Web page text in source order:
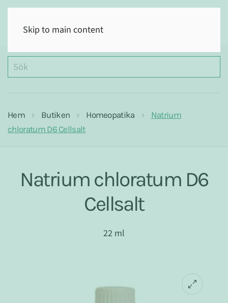
Skip to main content
Hem Butiken Homeopatika
Natrium
chloratum D6 Cellsalt
Natrium chloratum D6
Cellsalt
22 ml